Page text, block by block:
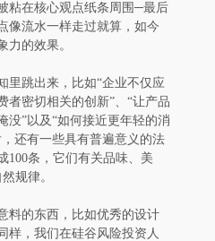
粘在核心观点纸条周围─最后
像流水一样走过就算，如今
力的效果。
里跳出来，比如“企业不仅应
者密切相关的创新”、“让产品
没”以及“如何接近更年轻的消
还有一些具有普遍意义的法
100条，它们有关品味、美
规律。
料的东西，比如优秀的设计
样，我们在硅谷风险投资人